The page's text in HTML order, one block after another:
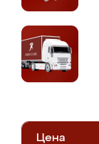
Цена